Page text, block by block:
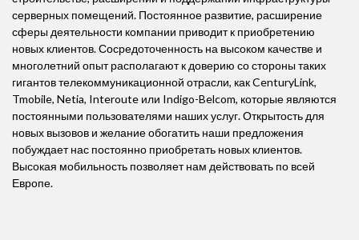
серверных помещений. Постоянное развитие, расширение
сферы деятельности компании приводит к приобретению
новых клиентов. Сосредоточенность на высоком качестве и
многолетний опыт располагают к доверию со стороны таких
гигантов телекоммуникационной отрасли, как CenturyLink,
Tmobile, Netia, Interoute или Indigo-Belcom, которые являются
постоянными пользователями наших услуг. Открытость для
новых вызовов и желание обогатить наши предложения
побуждает нас постоянно приобретать новых клиентов.
Высокая мобильность позволяет нам действовать по всей
Европе.